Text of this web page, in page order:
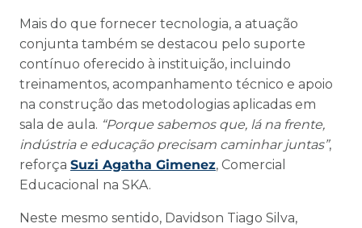
Mais do que fornecer tecnologia, a atuação
conjunta também se destacou pelo suporte
contínuo oferecido à instituição, incluindo
treinamentos, acompanhamento técnico e apoio
na construção das metodologias aplicadas em
sala de aula. “Porque sabemos que, lá na frente,
indústria e educação precisam caminhar juntas”,
reforça Suzi Agatha Gimenez, Comercial
Educacional na SKA.
Neste mesmo sentido, Davidson Tiago Silva,